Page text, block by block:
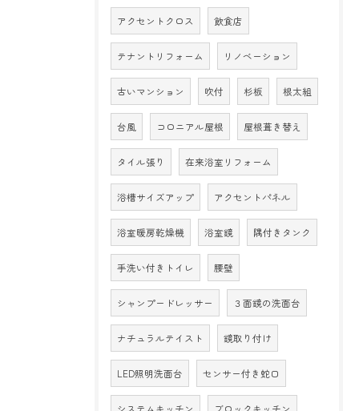
アクセントクロス 飲食店
テナントリフォーム リノベーション
古いマンション 吹付 杉板 根太組
台風 コロニアル屋根 屋根葺き替え
タイル張り 在来浴室リフォーム
浴槽サイズアップ アクセントパネル
浴室暖房乾燥機 浴室鏡 隅付きタンク
手洗い付きトイレ 腰壁
シャンプードレッサー ３面鏡の洗面台
ナチュラルテイスト 鏡取り付け
LED照明洗面台 センサー付き蛇口